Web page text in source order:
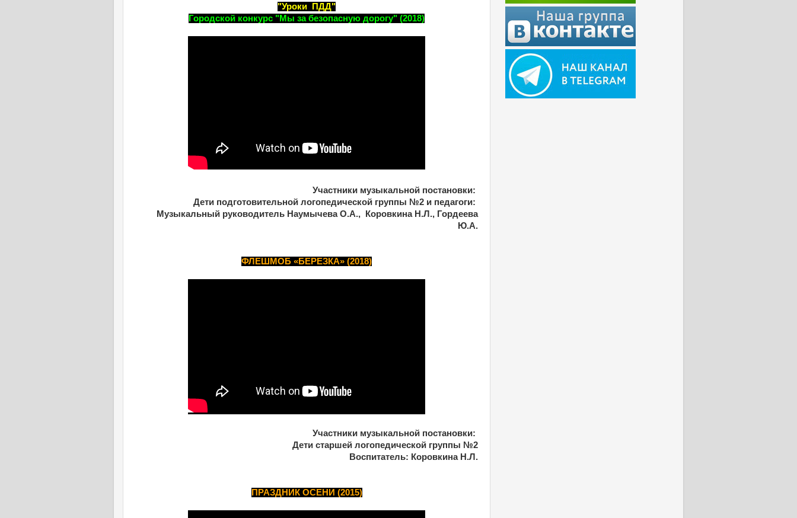
"Уроки ПДД"
Городской конкурс "Мы за безопасную дорогу" (2018)
Участники музыкальной постановки:
Дети подготовительной логопедической группы №2 и педагоги:
Музыкальный руководитель Наумычева О.А.,
Коровкина Н.Л., Гордеева
Ю.А.
ФЛЕШМОБ «БЕРЕЗКА» (2018)
Участники музыкальной постановки:
Дети старшей логопедической группы №2
Воспитатель: Коровкина Н.Л.
ПРАЗДНИК ОСЕНИ (2015)